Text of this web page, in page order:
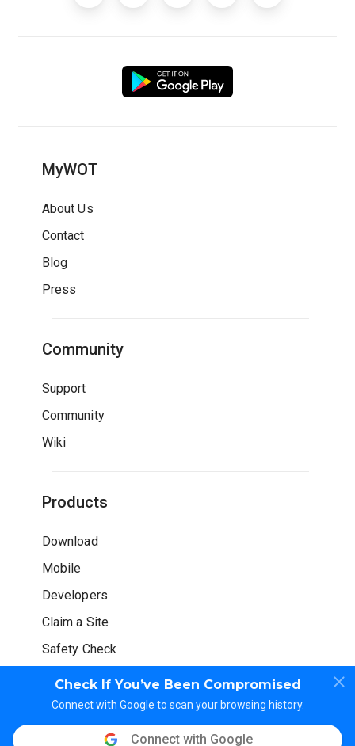
Check If You’ve Been Compromised
Connect with Google to scan your browsing history.
Connect with Google
MyWOT
About Us
Contact
Blog
Press
Community
Support
Community
Wiki
Products
Download
Mobile
Developers
Claim a Site
Safety Check